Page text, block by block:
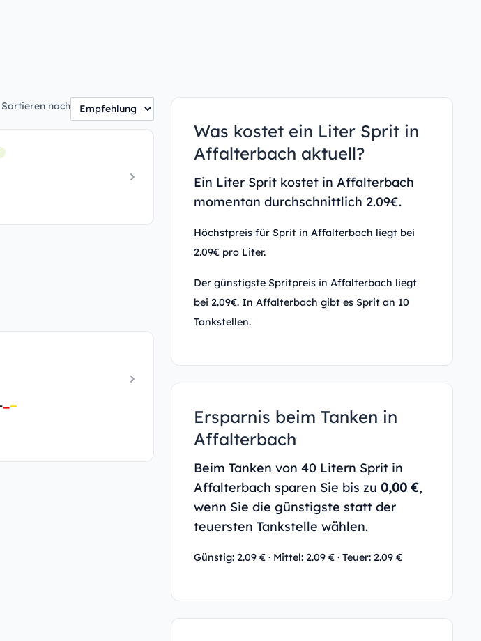
Sortieren nach
Was kostet ein Liter Sprit in
Affalterbach aktuell?
Ein Liter Sprit kostet in Affalterbach
momentan durchschnittlich 2.09€.
Höchstpreis für Sprit in Affalterbach liegt bei
2.09€ pro Liter.
Der günstigste Spritpreis in Affalterbach liegt
bei 2.09€. In Affalterbach gibt es Sprit an 10
Tankstellen.
Ersparnis beim Tanken in
Affalterbach
Beim Tanken von 40 Litern Sprit in
Affalterbach sparen Sie bis zu 0,00 €,
wenn Sie die günstigste statt der
teuersten Tankstelle wählen.
Günstig: 2.09 € · Mittel: 2.09 € · Teuer: 2.09 €